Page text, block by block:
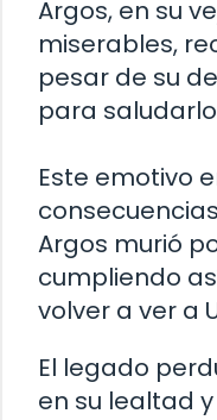
Argos, en su
miserables,
pesar de su
para
Este emotivo
Argos murió
cumpliendo
volver a ver a
El legado
en su lealtad